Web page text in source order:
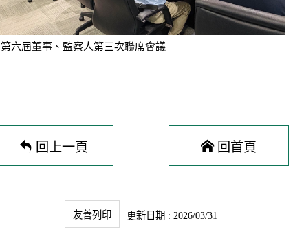
第六屆董事、監察人第三次聯席會議
回上一頁 回首頁
友善列印 更新日期 : 2026/03/31